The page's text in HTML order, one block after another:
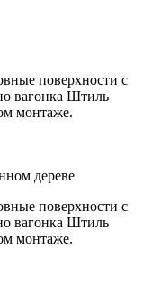
поверхности с
вагонка Штиль
монтаже.
дереве
поверхности с
вагонка Штиль
монтаже.